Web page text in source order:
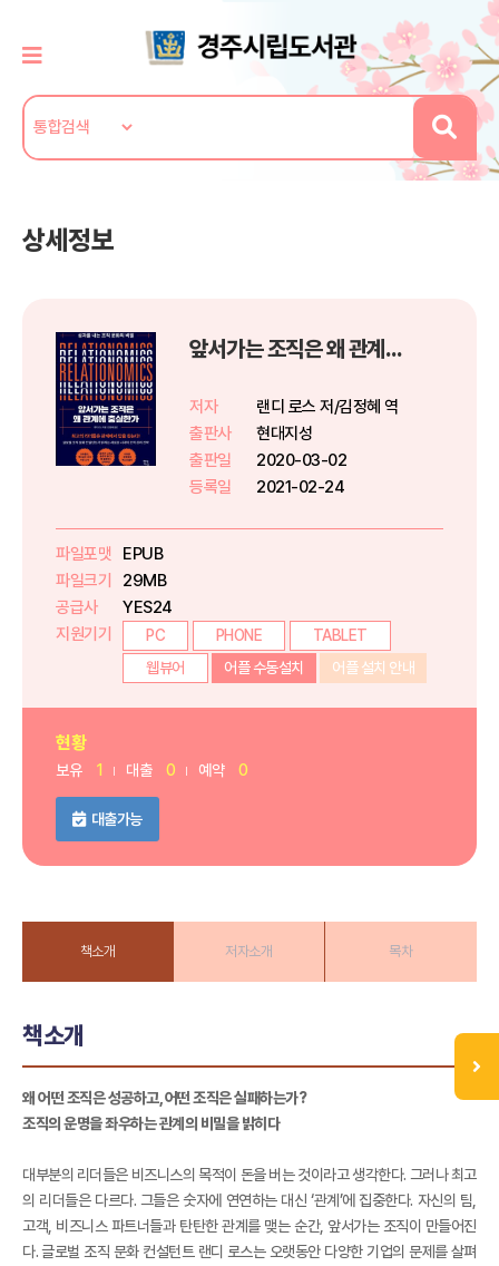
상세정보
앞서가는 조직은 왜 관계에 충실한가
저자
랜디 로스 저/김정혜 역
출판사
현대지성
출판일
2020-03-02
등록일
2021-02-24
파일포맷
EPUB
파일크기
29MB
공급사
YES24
지원기기
PC PHONE
TABLET
웹뷰어
어플 수동설치 어플 설치 안내
현황
보유 1 대출 0 예약 0
대출가능
책소개 저자소개 목차
책소개
왜 어떤 조직은 성공하고, 어떤 조직은 실패하는가?
조직의 운명을 좌우하는 관계의 비밀을 밝히다
대부분의 리더들은 비즈니스의 목적이 돈을 버는 것이라고 생각한다. 그러나 최고
의 리더들은 다르다. 그들은 숫자에 연연하는 대신 ‘관계’에 집중한다. 자신의 팀,
고객, 비즈니스 파트너들과 탄탄한 관계를 맺는 순간, 앞서가는 조직이 만들어진
다. 글로벌 조직 문화 컨설턴트 랜디 로스는 오랫동안 다양한 기업의 문제를 살펴